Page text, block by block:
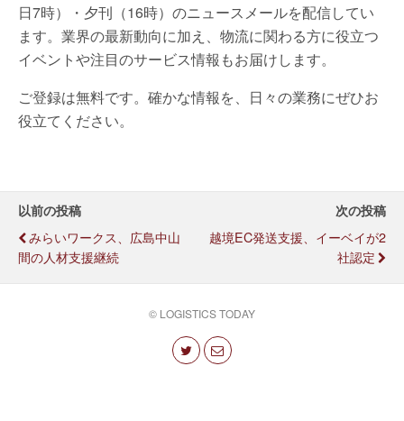
日7時）・夕刊（16時）のニュースメールを配信してい
ます。業界の最新動向に加え、物流に関わる方に役立つ
イベントや注目のサービス情報もお届けします。
ご登録は無料です。確かな情報を、日々の業務にぜひお
役立てください。
以前の投稿
みらいワークス、広島中山
間の人材支援継続
次の投稿
越境EC発送支援、イーベイが2
社認定
© LOGISTICS TODAY